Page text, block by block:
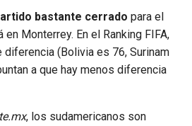
bastante cerrado para el
Monterrey. En el Ranking FIFA,
(Bolivia es 76, Surinam
a que hay menos diferencia
, los sudamericanos son